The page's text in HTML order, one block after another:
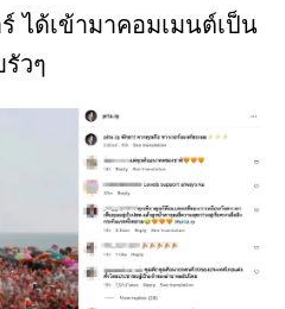
ได้เข้ามาคอมเมนต์เป็น
วๆ